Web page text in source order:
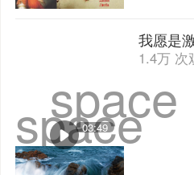
space
space
03:49
我愿是
1.4万 次